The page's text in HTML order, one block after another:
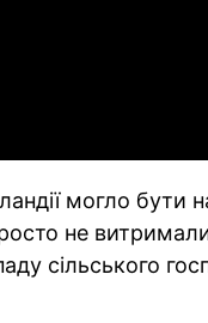
могло бути
не
сільського